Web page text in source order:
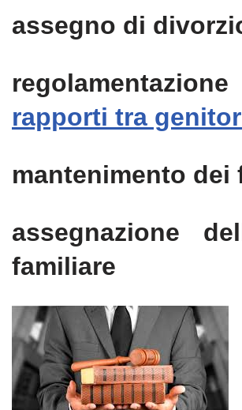
assegno di
rapporti tra
mantenimento dei
assegnazione
familiare